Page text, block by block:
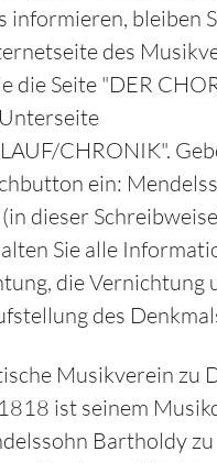
informieren, bleiben
des
die Seite "DER
CHRONIK".
ein:
dieser
Sie alle
die Vernichtung
des
Musikverein zu
1818 ist seinem
Bartholdy zu